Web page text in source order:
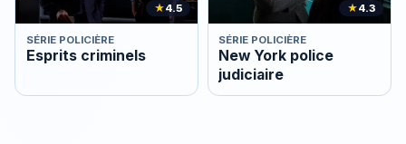
★4.5
SÉRIE POLICIÈRE
Esprits criminels
★4.3
SÉRIE POLICIÈRE
New York police
judiciaire